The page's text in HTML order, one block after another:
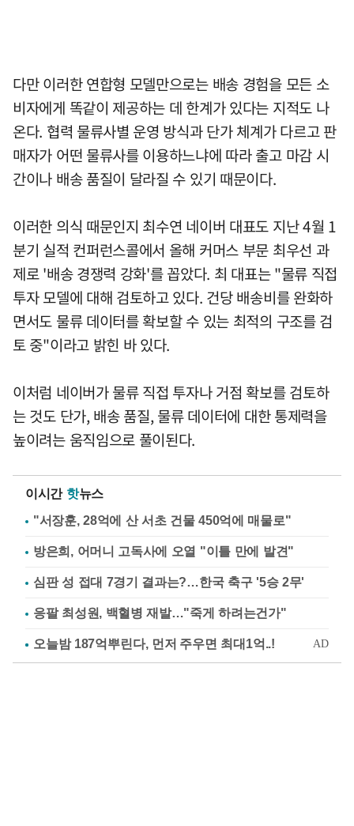
다만 이러한 연합형 모델만으로는 배송 경험을 모든 소
비자에게 똑같이 제공하는 데 한계가 있다는 지적도 나
온다. 협력 물류사별 운영 방식과 단가 체계가 다르고 판
매자가 어떤 물류사를 이용하느냐에 따라 출고 마감 시
간이나 배송 품질이 달라질 수 있기 때문이다.
이러한 의식 때문인지 최수연 네이버 대표도 지난 4월 1
분기 실적 컨퍼런스콜에서 올해 커머스 부문 최우선 과
제로 '배송 경쟁력 강화'를 꼽았다. 최 대표는 "물류 직접
투자 모델에 대해 검토하고 있다. 건당 배송비를 완화하
면서도 물류 데이터를 확보할 수 있는 최적의 구조를 검
토 중"이라고 밝힌 바 있다.
이처럼 네이버가 물류 직접 투자나 거점 확보를 검토하
는 것도 단가, 배송 품질, 물류 데이터에 대한 통제력을
높이려는 움직임으로 풀이된다.
이시간 핫뉴스
"서장훈, 28억에 산 서초 건물 450억에 매물로"
방은희, 어머니 고독사에 오열 "이틀 만에 발견"
심판 성 접대 7경기 결과는?…한국 축구 '5승 2무'
응팔 최성원, 백혈병 재발…"죽게 하려는건가"